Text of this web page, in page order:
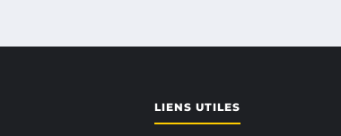
LIENS UTILES